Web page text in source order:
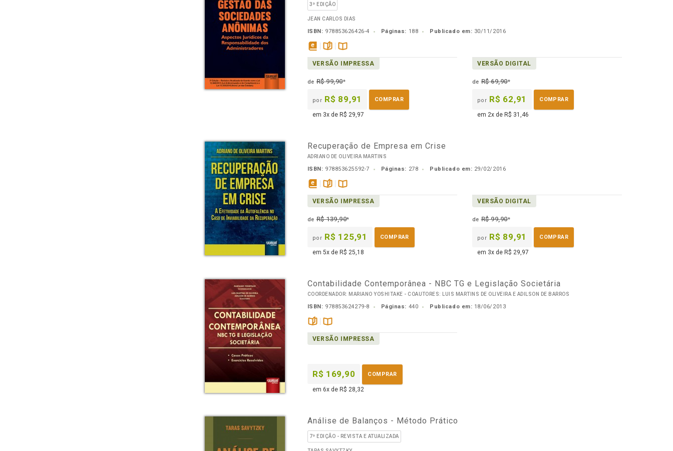
3ª EDIÇÃO
JEAN CARLOS DIAS
ISBN: 978853626426-4 Páginas: 188 Publicado em: 30/11/2016
disponível
em
páginasDisponível
na
VERSÃO IMPRESSA
deR$ 99,90*
por R$ 89,91 COMPRAR
em 3x de R$ 29,97
VERSÃO DIGITAL
deR$ 69,90*
por R$ 62,91 COMPRAR
em 2x de R$ 31,46
Recuperação de Empresa em Crise
ADRIANO DE OLIVEIRA MARTINS
ISBN: 978853625592-7 Páginas: 278 Publicado em: 29/02/2016
disponível
em
páginasDisponível
na
VERSÃO IMPRESSA
deR$ 139,90*
por R$ 125,91 COMPRAR
em 5x de R$ 25,18
VERSÃO DIGITAL
deR$ 99,90*
por R$ 89,91 COMPRAR
em 3x de R$ 29,97
Contabilidade Contemporânea - NBC TG e Legislação Societária
COORDENADOR: MARIANO YOSHITAKE - COAUTORES: LUIS MARTINS DE OLIVEIRA E ADILSON DE BARROS
ISBN: 978853624279-8 Páginas: 440 Publicado em: 18/06/2013
páginasDisponível
na
VERSÃO IMPRESSA
R$ 169,90 COMPRAR
em 6x de R$ 28,32
Análise de Balanços - Método Prático
7ª EDIÇÃO - REVISTA E ATUALIZADA